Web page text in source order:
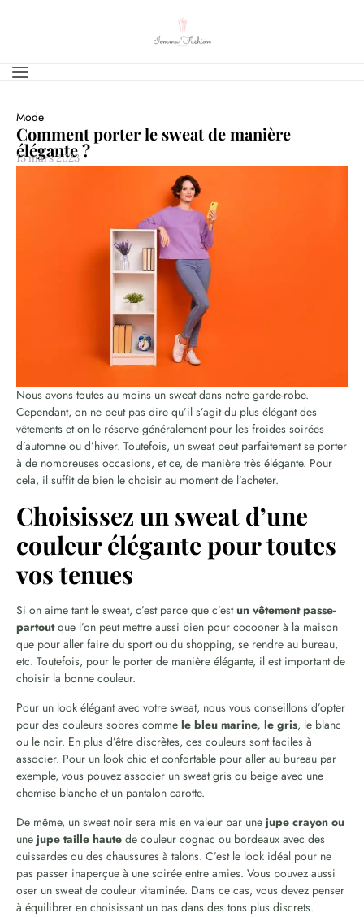
Mode
Comment porter le sweat de manière
élégante ?
13 mars 2023
Nous avons toutes au moins un sweat dans notre garde-robe.
Cependant, on ne peut pas dire qu’il s’agit du plus élégant des
vêtements et on le réserve généralement pour les froides soirées
d’automne ou d’hiver. Toutefois, un sweat peut parfaitement se porter
à de nombreuses occasions, et ce, de manière très élégante. Pour
cela, il suffit de bien le choisir au moment de l’acheter.
Choisissez un sweat d’une
couleur élégante pour toutes
vos tenues
Si on aime tant le sweat, c’est parce que c’estun vêtement passe-
partoutque l’on peut mettre aussi bien pour cocooner à la maison
que pour aller faire du sport ou du shopping, se rendre au bureau,
etc. Toutefois, pour le porter de manière élégante, il est important de
choisir la bonne couleur.
Pour un look élégant avec votre sweat, nous vous conseillons d’opter
pour des couleurs sobres comme le bleu marine, le gris, le blanc
ou le noir. En plus d’être discrètes, ces couleurs sont faciles à
associer. Pour un look chic et confortable pour aller au bureau par
exemple, vous pouvez associer un sweat gris ou beige avec une
chemise blanche et un pantalon carotte.
De même, un sweat noir sera mis en valeur par une jupe crayon ou
une jupe taille haute de couleur cognac ou bordeaux avec des
cuissardes ou des chaussures à talons. C’est le look idéal pour ne
pas passer inaperçue à une soirée entre amies. Vous pouvez aussi
oser un sweat de couleur vitaminée. Dans ce cas, vous devez penser
à équilibrer en choisissant un bas dans des tons plus discrets.